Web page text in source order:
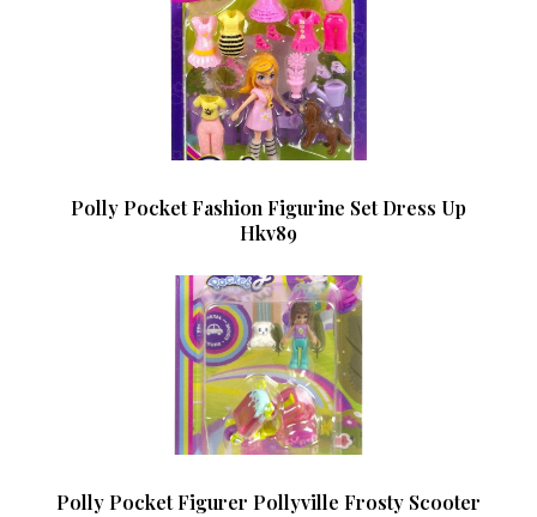
Polly Pocket Fashion Figurine Set Dress Up
Hkv89
Polly Pocket Figurer Pollyville Frosty Scooter